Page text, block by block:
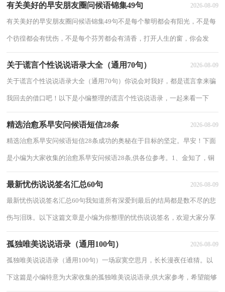
有关美好的早安朋友圈问候语锦集49句 2026-08-09
有关美好的早安朋友圈问候语锦集49句不是每个黎明都会有阳光，不是每
个彷徨都会有忧伤，不是每个芬芳都会有清香，打开人生的窗，你会发
关于谎言个性说说语录大全（通用70句） 2026-08-09
关于谎言个性说说语录大全（通用70句）你说会对我好，都是谎言拿来骗
我回去的借口吧！以下是小编整理的谎言个性说说语录，一起来看一下
精选治愈系早安问候语短信28条 2026-08-09
精选治愈系早安问候语短信28条成功的奥秘在于目标的坚定。早安！下面
是小编为大家收集的治愈系早安问候语28条,供各位参考。1、金知了，铜
最新忧伤说说签名汇总60句 2026-08-09
最新忧伤说说签名汇总60句我知道所有深爱到最后的结局都是数不尽的悲
伤与泪珠。以下这篇文章是小编为你整理的忧伤说说签名，欢迎大家分享
孤独唯美说说语录（通用100句） 2026-08-09
孤独唯美说说语录（通用100句）一场寂寞空思月，长长漫夜任谁猜。以
下这篇是小编特意为大家收集的孤独唯美说说语录,供大家参考，希望能够